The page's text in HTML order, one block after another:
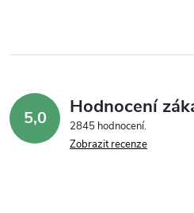
5,0 Hodnocení
2845 hodnocení
Zobrazit recenze